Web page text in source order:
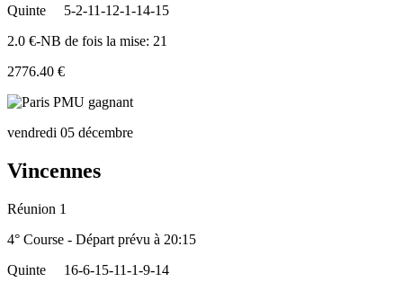
Quinte
5-2-11-12-1-14-15
2.0 €-NB de fois la mise: 21
2776.40 €
vendredi 05 décembre
Vincennes
Réunion 1
4° Course - Départ prévu à 20:15
Quinte
16-6-15-11-1-9-14